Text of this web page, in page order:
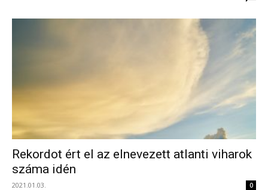
Rekordot ért el az elnevezett atlanti viharok
száma idén
2021.01.03. 0